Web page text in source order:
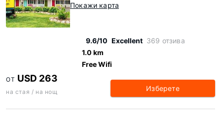
Покажи карта
9.6/10 Excellent 369 отзива
1.0 km
Free Wifi
ОТ USD 263
на стая / на нощ Изберете